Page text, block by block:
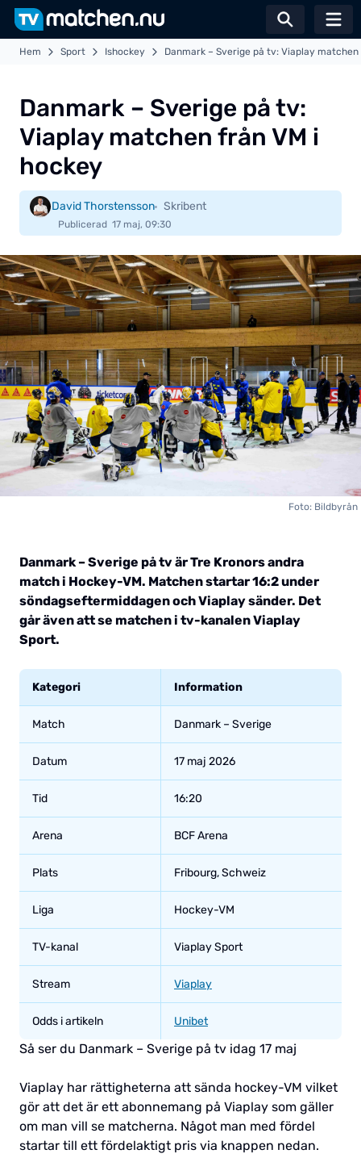
Växla
Hem Sport Ishockey Danmark – Sverige på tv: Viaplay
Danmark – Sverige på tv:
Viaplay matchen från VM i
hockey
David Thorstensson Skribent
Publicerad 17 maj, 09:30
Foto: Bildbyrån
Danmark – Sverige på tv är Tre Kronors andra
match i Hockey-VM. Matchen startar 16:2 under
söndagseftermiddagen och Viaplay sänder. Det
går även att se matchen i tv-kanalen Viaplay
Sport.
Kategori Information
Match Danmark – Sverige
Datum 17 maj 2026
Tid 16:20
Arena BCF Arena
Plats Fribourg, Schweiz
Liga Hockey-VM
TV-kanal Viaplay Sport
Stream Viaplay
Odds i artikeln Unibet
Så ser du Danmark – Sverige på tv idag 17 maj
Viaplay har rättigheterna att sända hockey-VM vilket
gör att det är ett abonnemang på Viaplay som gäller
om man vill se matcherna. Något man med fördel
startar till ett fördelaktigt pris via knappen nedan.